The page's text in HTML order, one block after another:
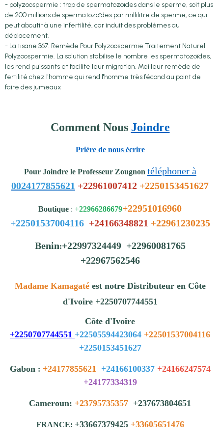
- polyzoospermie : trop de spermatozoïdes dans le sperme, soit plus
de 200 millions de spermatozoïdes par millilitre de sperme, ce qui
peut aboutir à une infertilité, car induit des problèmes au
déplacement.
- La tisane 367: Remède Pour Polyzoospermie Traitement Naturel
Polyzoospermie. La solution stabilise le nombre les spermatozoïdes,
les rend puissants et facilite leur migration. Meilleur remède de
fertilité chez l'homme qui rend l'homme très fécond au point de
faire des jumeaux
Comment Nous Joindre
Prière de nous écrire
Pour Joindre le Professeur Zougnon téléphoner à
0024177855621 +22961007412 +2250153451627
Boutique : +22966286679+22951016960
+22501537004116+24166348821 +22961230235
Benin:+22997324449 +22960081765
+22967562546
Madame Kamagaté est notre Distributeur en Côte
d'Ivoire +2250707744551
Côte d'Ivoire
+2250707744551 +22505594423064 +22501537004116
+2250153451627
Gabon : +24177855621 +24166100337 +24166247574
+24177334319
Cameroun: +23795735357 +237673804651
FRANCE: +33667379425 +33605651476